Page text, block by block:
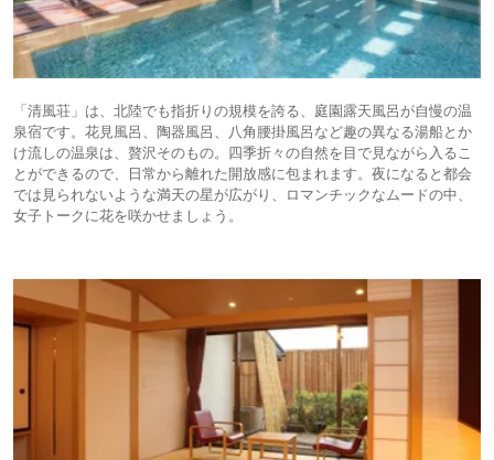
「清風荘」は、北陸でも指折りの規模を誇る、庭園露天風呂が自慢の温
泉宿です。花見風呂、陶器風呂、八角腰掛風呂など趣の異なる湯船とか
け流しの温泉は、贅沢そのもの。四季折々の自然を目で見ながら入るこ
とができるので、日常から離れた開放感に包まれます。夜になると都会
では見られないような満天の星が広がり、ロマンチックなムードの中、
女子トークに花を咲かせましょう。